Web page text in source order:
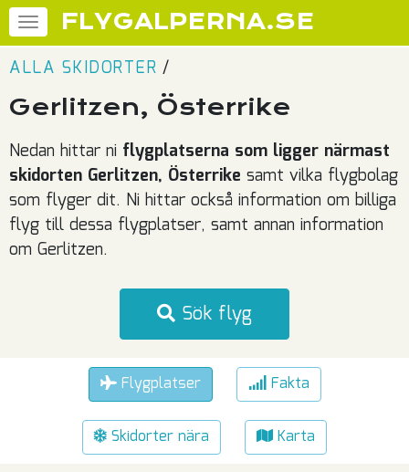
FLYGALPERNA.SE
ALLA SKIDORTER /
Gerlitzen, Österrike
Nedan hittar ni flygplatserna som ligger närmast
skidorten Gerlitzen, Österrike samt vilka flygbolag
som flyger dit. Ni hittar också information om billiga
flyg till dessa flygplatser, samt annan information
om Gerlitzen.
Sök flyg
Flygplatser Fakta
Skidorter nära Karta